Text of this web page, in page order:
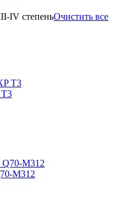
IV степеньОчистить все
T3
M312